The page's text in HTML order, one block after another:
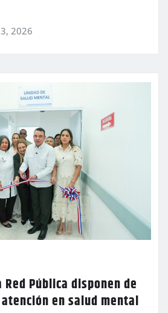
3, 2026
Pública disponen de
en salud mental